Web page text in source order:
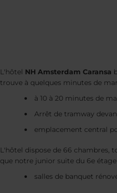
L'hôtel NH Amsterdam Caransa
trouve à quelques minutes de
à 10 à 20 minutes de
Arrêt de tramway
emplacement central
L'hôtel dispose de 66 chambres,
que notre junior suite du 6e
salles de banquet